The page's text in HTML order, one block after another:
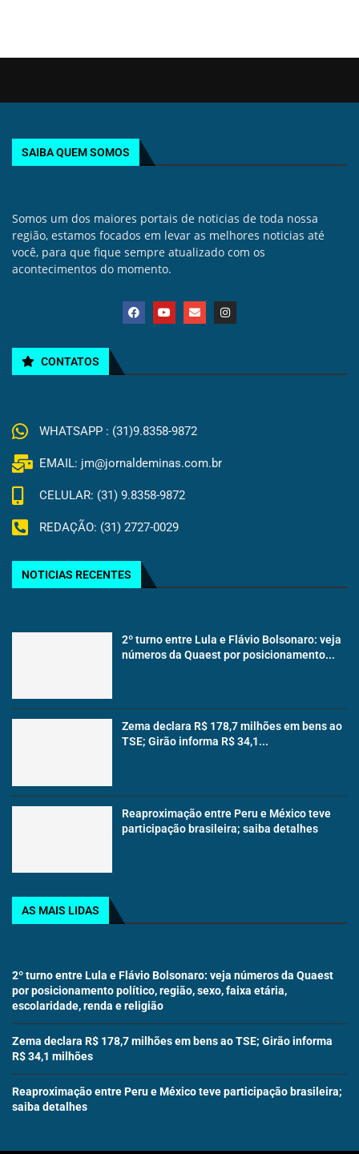
SAIBA QUEM SOMOS
Somos um dos maiores portais de noticias de toda nossa
região, estamos focados em levar as melhores noticias até
você, para que fique sempre atualizado com os
acontecimentos do momento.
CONTATOS
WHATSAPP : (31)9.8358-9872
EMAIL: jm@jornaldeminas.com.br
CELULAR: (31) 9.8358-9872
REDAÇÃO: (31) 2727-0029
NOTICIAS RECENTES
2º turno entre Lula e Flávio Bolsonaro: veja
números da Quaest por posicionamento...
Zema declara R$ 178,7 milhões em bens ao
TSE; Girão informa R$ 34,1...
Reaproximação entre Peru e México teve
participação brasileira; saiba detalhes
AS MAIS LIDAS
2º turno entre Lula e Flávio Bolsonaro: veja números da Quaest
por posicionamento político, região, sexo, faixa etária,
escolaridade, renda e religião
Zema declara R$ 178,7 milhões em bens ao TSE; Girão informa
R$ 34,1 milhões
Reaproximação entre Peru e México teve participação brasileira;
saiba detalhes